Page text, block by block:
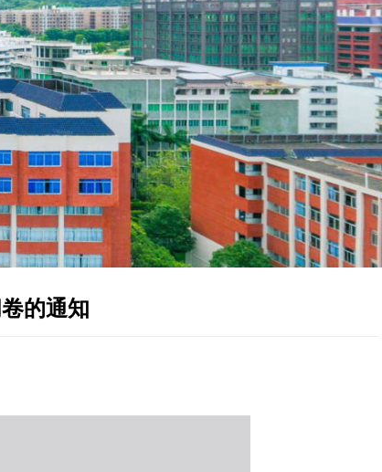
的通知